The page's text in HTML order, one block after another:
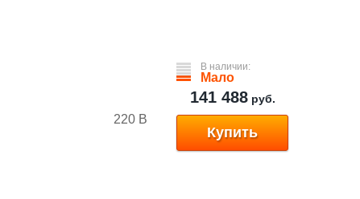
220 В
В наличии:
Мало
141 488руб.
Купить